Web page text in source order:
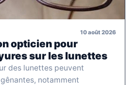
10 août 2026
opticien pour
sur les lunettes
des lunettes peuvent
notamment